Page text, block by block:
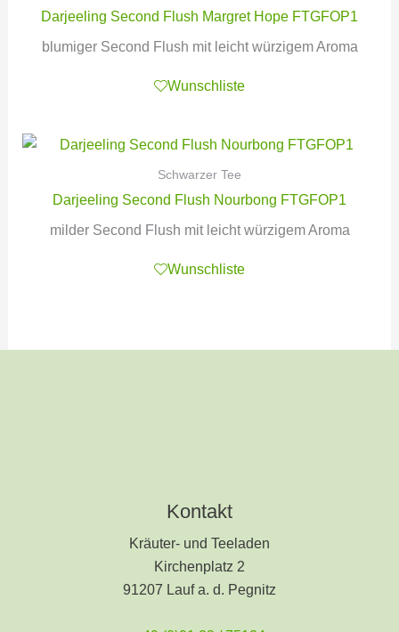
Darjeeling Second Flush Margret Hope FTGFOP1
blumiger Second Flush mit leicht würzigem Aroma
Wunschliste
Schwarzer Tee
Darjeeling Second Flush Nourbong FTGFOP1
milder Second Flush mit leicht würzigem Aroma
Wunschliste
Kontakt
Kräuter- und Teeladen
Kirchenplatz 2
91207 Lauf a. d. Pegnitz